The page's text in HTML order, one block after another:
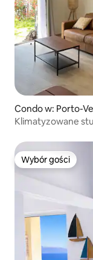
Condo w: Porto-
Klimatyzowane
Wybór gości
Wybór gości